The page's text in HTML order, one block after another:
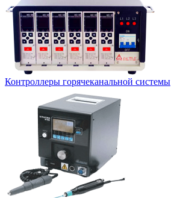
Контроллеры горячеканальной системы